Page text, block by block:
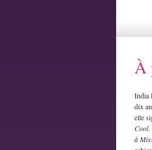
À
India
dix
elle
Cool.
à